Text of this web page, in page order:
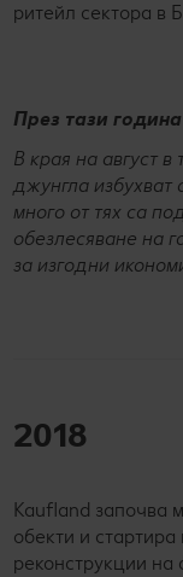
ритейл сектора в
През тази
В края на август
джунгла избухват
много от тях са
обезлесяване на
за изгодни
2018
Kaufland започва
обекти и
реконструкции на